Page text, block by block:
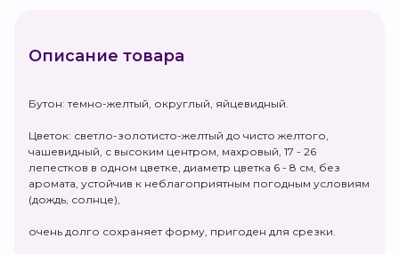
Описание товара
Бутон: темно-желтый, округлый, яйцевидный.
Цветок: светло-золотисто-желтый до чисто желтого,
чашевидный, с высоким центром, махровый, 17 - 26
лепестков в одном цветке, диаметр цветка 6 - 8 см, без
аромата, устойчив к неблагоприятным погодным условиям
(дождь, солнце),
очень долго сохраняет форму, пригоден для срезки.